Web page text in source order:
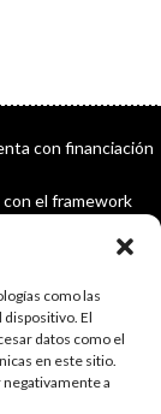
como las
dispositivo. El
datos como el
en este sitio.
a
con financiación
con el framework